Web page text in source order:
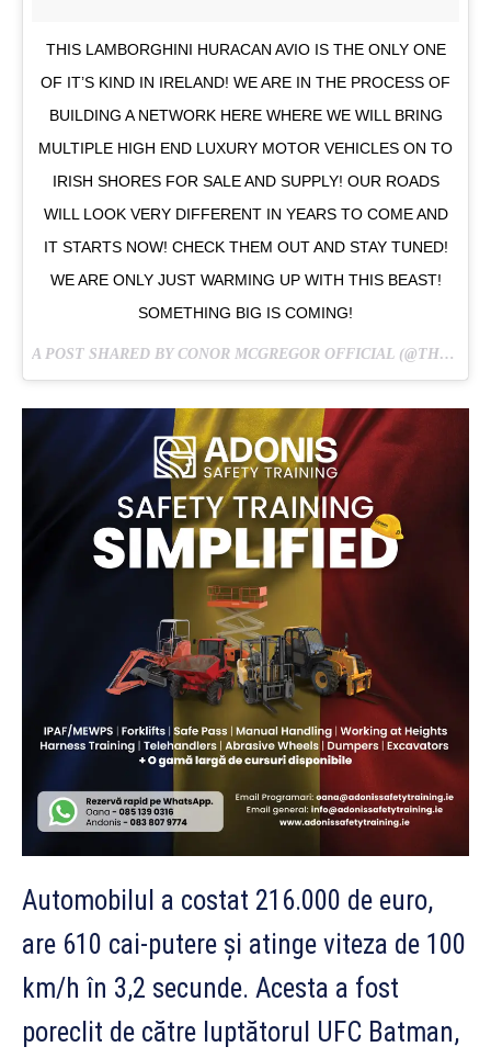
THIS LAMBORGHINI HURACAN AVIO IS THE ONLY ONE
OF IT’S KIND IN IRELAND! WE ARE IN THE PROCESS OF
BUILDING A NETWORK HERE WHERE WE WILL BRING
MULTIPLE HIGH END LUXURY MOTOR VEHICLES ON TO
IRISH SHORES FOR SALE AND SUPPLY! OUR ROADS
WILL LOOK VERY DIFFERENT IN YEARS TO COME AND
IT STARTS NOW! CHECK THEM OUT AND STAY TUNED!
WE ARE ONLY JUST WARMING UP WITH THIS BEAST!
SOMETHING BIG IS COMING!
A POST SHARED BY CONOR MCGREGOR OFFICIAL (@THENOTORIOUSMMA) ON
Automobilul a costat 216.000 de euro,
are 610 cai-putere și atinge viteza de 100
km/h în 3,2 secunde. Acesta a fost
poreclit de către luptătorul UFC Batman,